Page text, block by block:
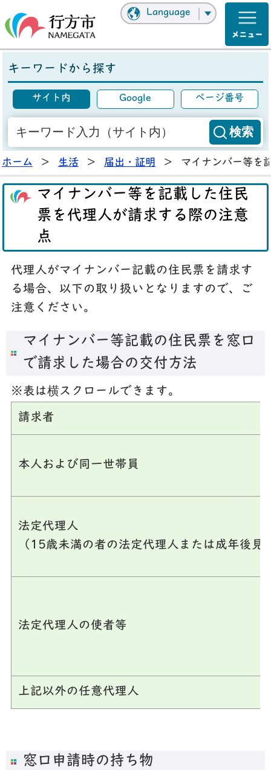
Language
キーワードから探す
サイト内 Google ページ番号
ホーム > 生活 > 届出・証明 > マイナンバー等を
マイナンバー等を記載した住民
票を代理人が請求する際の注意
点
代理人がマイナンバー記載の住民票を請求す
る場合、以下の取り扱いとなりますので、ご
注意ください。
マイナンバー等記載の住民票を窓口
で請求した場合の交付方法
※表は横スクロールできます。
請求者
本人および同一世帯員
法定代理人
（15歳未満の者の法定代理人または成年後見
法定代理人の使者等
上記以外の任意代理人
窓口申請時の持ち物